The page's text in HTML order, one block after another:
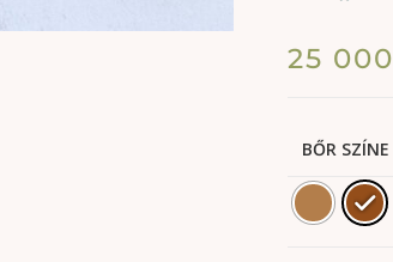
25 000
BŐR SZÍNE